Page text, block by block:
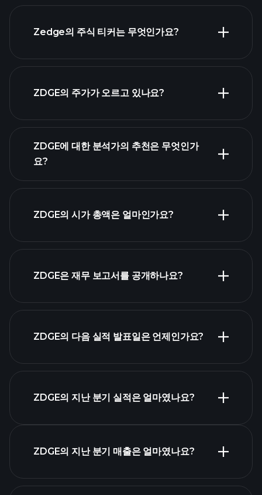
Zedge의 주식 티커는 무엇인가요?
ZDGE의 주가가 오르고 있나요?
ZDGE에 대한 분석가의 추천은 무엇인가
요?
ZDGE의 시가 총액은 얼마인가요?
ZDGE은 재무 보고서를 공개하나요?
ZDGE의 다음 실적 발표일은 언제인가요?
린더
ZDGE의 지난 분기 실적은 얼마였나요?
ZDGE의 지난 분기 매출은 얼마였나요?